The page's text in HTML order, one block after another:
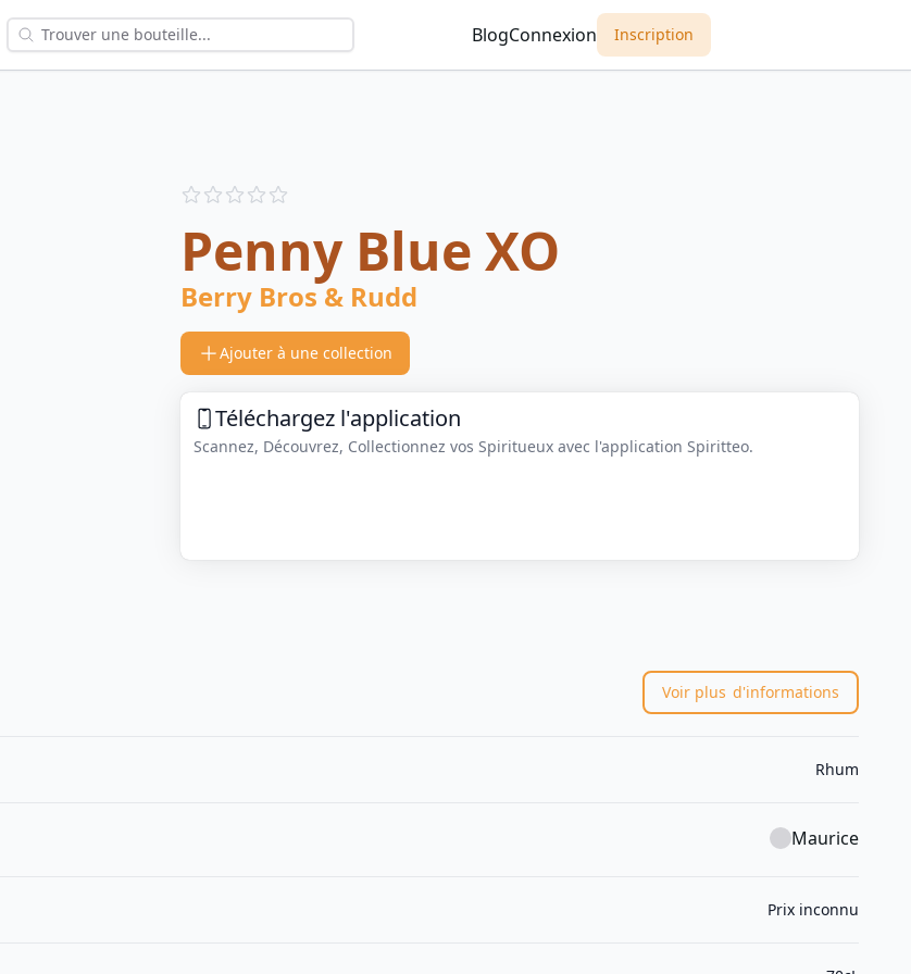
BlogConnexion Inscription
Reviews
Penny Blue XO
Berry Bros & Rudd
Ajouter à une collection
Téléchargez l'application
Scannez, Découvrez, Collectionnez vos Spiritueux avec l'application Spiritteo.
Voir plus d'informations
Rhum
Maurice
Prix inconnu